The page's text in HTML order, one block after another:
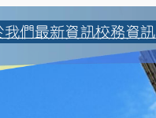
我們最新資訊校務資訊